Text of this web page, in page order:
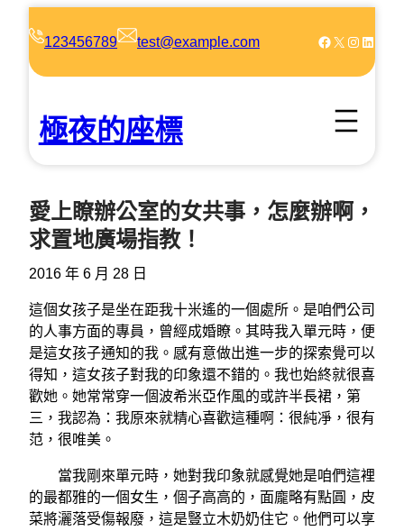
123456789 test@example.com Facebook X Instagram LinkedIn
極夜的座標
愛上瞭辦公室的女共事，怎麼辦啊，
求置地廣場指教！
2016 年 6 月 28 日
這個女孩子是坐在距我十米遙的一個處所。是咱們公司
的人事方面的專員，曾經成婚瞭。其時我入單元時，便
是這女孩子通知的我。感有意做出進一步的探索覺可以
得知，這女孩子對我的印象還不錯的。我也始終就很喜
歡她。她常常穿一個波希米亞作風的或許半長裙，第
三，我認為：我原來就精心喜歡這種啊：很純凈，很有
范，很唯美。
當我剛來單元時，她對我印象就感覺她是咱們這裡
的最都雅的一個女生，個子高高的，面龐略有點圓，皮
菜將灑落受傷報廢，這是豎立木奶奶住它。他們可以享